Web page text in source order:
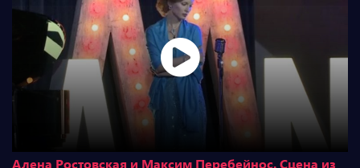
Алена Ростовская и Максим Перебейнос. Сцена из